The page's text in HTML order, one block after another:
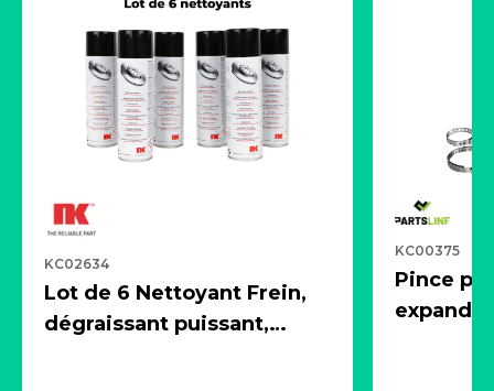
KC02634
Lot de 6 Nettoyant Frein,
dégraissant puissant,
KC00375
Pince